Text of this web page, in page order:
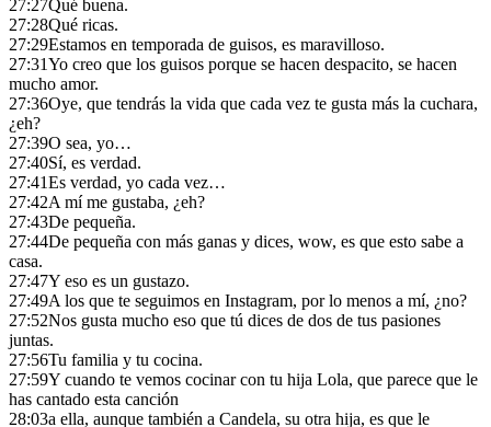
27:27Qué buena.
27:28Qué ricas.
27:29Estamos en temporada de guisos, es maravilloso.
27:31Yo creo que los guisos porque se hacen despacito, se hacen
mucho amor.
27:36Oye, que tendrás la vida que cada vez te gusta más la cuchara,
¿eh?
27:39O sea, yo…
27:40Sí, es verdad.
27:41Es verdad, yo cada vez…
27:42A mí me gustaba, ¿eh?
27:43De pequeña.
27:44De pequeña con más ganas y dices, wow, es que esto sabe a
casa.
27:47Y eso es un gustazo.
27:49A los que te seguimos en Instagram, por lo menos a mí, ¿no?
27:52Nos gusta mucho eso que tú dices de dos de tus pasiones
juntas.
27:56Tu familia y tu cocina.
27:59Y cuando te vemos cocinar con tu hija Lola, que parece que le
has cantado esta canción
28:03a ella, aunque también a Candela, su otra hija, es que le